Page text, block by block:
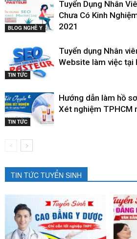
BLOG NGHỀ Y
Tuyển Dụng Nhân
Chưa Có Kinh
2021
TIN TỨC
Tuyển dụng Nhân
Website làm việc tại
TIN TỨC
Hướng dẫn làm hồ
Xét nghiệm TPHCM
TIN TỨC TUYỂN SINH